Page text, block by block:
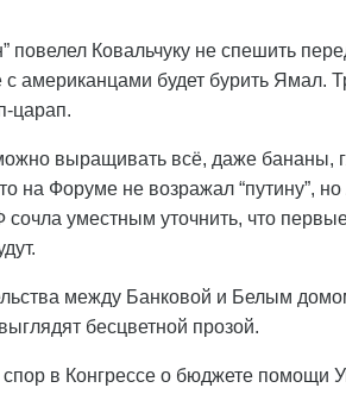
повелел Ковальчуку не спешить
с американцами будет бурить Ямал.
царап.
выращивать всё, даже бананы,
на Форуме не возражал “путину”,
сочла уместным уточнить, что
между Банковой и Белым
бесцветной прозой.
в Конгрессе о бюджете помощи